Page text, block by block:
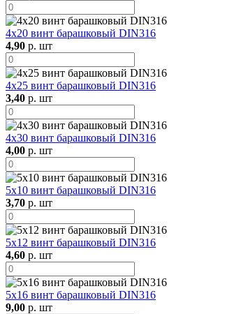
4х20 винт барашковый DIN316
4,90 р. шт
4х25 винт барашковый DIN316
3,40 р. шт
4х30 винт барашковый DIN316
4,00 р. шт
5х10 винт барашковый DIN316
3,70 р. шт
5х12 винт барашковый DIN316
4,60 р. шт
5х16 винт барашковый DIN316
9,00 р. шт